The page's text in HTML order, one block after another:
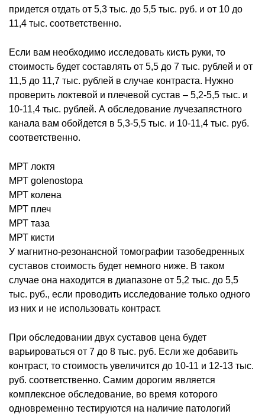
придется отдать от 5,3 тыс. до 5,5 тыс. руб. и от 10 до
11,4 тыс. соответственно.
Если вам необходимо исследовать кисть руки, то
стоимость будет составлять от 5,5 до 7 тыс. рублей и от
11,5 до 11,7 тыс. рублей в случае контраста. Нужно
проверить локтевой и плечевой сустав – 5,2-5,5 тыс. и
10-11,4 тыс. рублей. А обследование лучезапястного
канала вам обойдется в 5,3-5,5 тыс. и 10-11,4 тыс. руб.
соответственно.
МРТ локтя
МРТ golenostopa
МРТ колена
МРТ плеч
МРТ таза
МРТ кисти
У магнитно-резонансной томографии тазобедренных
суставов стоимость будет немного ниже. В таком
случае она находится в диапазоне от 5,2 тыс. до 5,5
тыс. руб., если проводить исследование только одного
из них и не использовать контраст.
При обследовании двух суставов цена будет
варьироваться от 7 до 8 тыс. руб. Если же добавить
контраст, то стоимость увеличится до 10-11 и 12-13 тыс.
руб. соответственно. Самим дорогим является
комплексное обследование, во время которого
одновременно тестируются на наличие патологий